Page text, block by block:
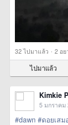
32ไปมาแล้ว · 2 อ
ไปมาแล้ว
Kimkie
5 มกราคม
#dawn #ดอยเสม